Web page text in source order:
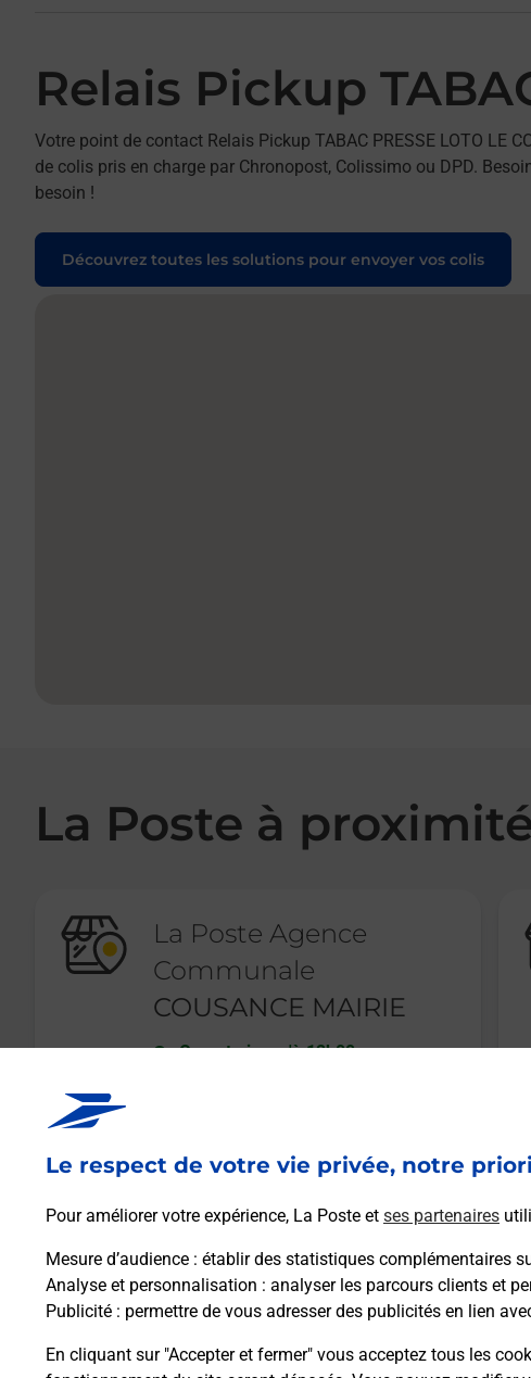
Le respect de votre vie privée, notre
Pour améliorer votre expérience, La Poste et ses partenaires
Mesure d’audience : établir des statistiques complémentaires
Analyse et personnalisation : analyser les parcours clients et
Publicité : permettre de vous adresser des publicités en lien
En cliquant sur "Accepter et fermer" vous acceptez tous les
Relais Pickup
Votre point de contact Relais Pickup TABAC PRESSE LOTO LE
de colis pris en charge par Chronopost, Colissimo ou DPD.
besoin !
Découvrez toutes les solutions pour envoyer vos colis
La Poste à
La Poste Agence
Communale
COUSANCE MAIRIE
Ouvert-jusqu'à 12h00
En savoir plus